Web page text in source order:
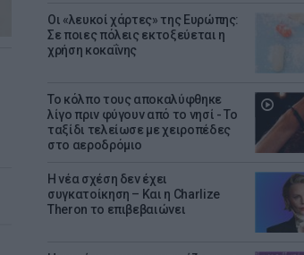
Οι «λευκοί χάρτες» της Ευρώπης:
Σε ποιες πόλεις εκτοξεύεται η
χρήση κοκαΐνης
Το κόλπο τους αποκαλύφθηκε
λίγο πριν φύγουν από το νησί - Το
ταξίδι τελείωσε με χειροπέδες
στο αεροδρόμιο
Η νέα σχέση δεν έχει
συγκατοίκηση – Και η Charlize
Theron το επιβεβαιώνει